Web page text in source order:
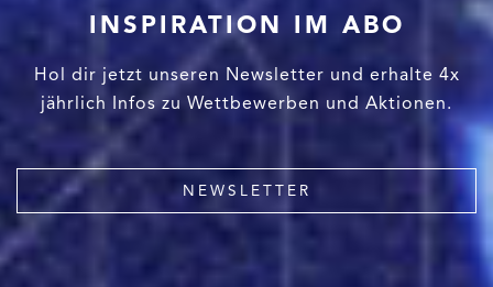
INSPIRATION IM ABO
Hol dir jetzt unseren Newsletter und erhalte 4x
jährlich Infos zu Wettbewerben und Aktionen.
NEWSLETTER